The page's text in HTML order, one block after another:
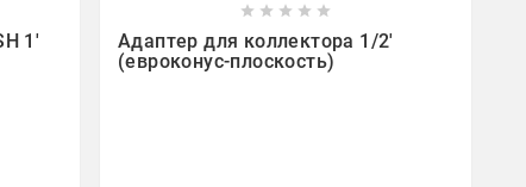
1'
 
    
Адаптер для коллектора 1/2'
(евроконус-плоскость)